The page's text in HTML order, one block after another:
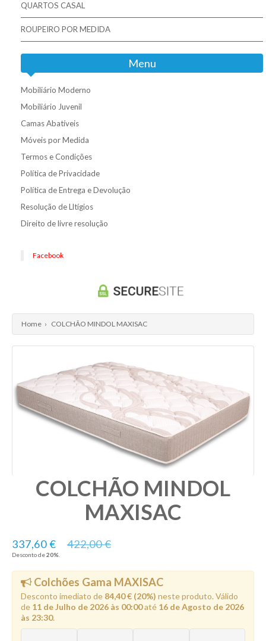
QUARTOS CASAL
ROUPEIRO POR MEDIDA
Menu
Mobiliário Moderno
Mobiliário Juvenil
Camas Abatíveis
Móveis por Medida
Termos e Condições
Política de Privacidade
Política de Entrega e Devolução
Resolução de Lltígios
Direito de livre resolução
Facebook
Home › COLCHÃO MINDOL MAXISAC
COLCHÃO MINDOL
MAXISAC
337,60 € 422,00 €
Desconto de20%
Colchões Gama MAXISAC
Desconto imediato de 84,40 € (20%) neste produto. Válido
de 11 de Julho de 2026 às 00:00até 16 de Agosto de 2026
às 23:30.